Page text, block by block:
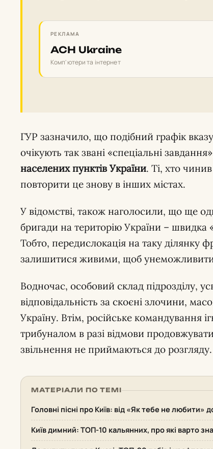
РЕКЛАМА
ACH Ukraine
Комп'ютери та інтернет
ГУР зазначило, що подібний графік
очікують так звані «спеціальні
населених пунктів України. Ті, хто
повторити це знову в інших містах.
У відомстві, також наголосили, що ще
бригади на територію України – швидка
Тобто, передислокація на таку ділянку
залишитися живими, щоб унеможливити
Водночас, особовий склад підрозділу,
відповідальність за скоєні злочини,
Україну. Втім, російське командування
трибуналом в разі відмови
звільнення не приймаються до розгляду.
МАТЕРІАЛИ ПО ТЕМІ
Головні пісні про Київ: від «Як тебе не любити»
Київ димний: ТОП-10 кальянних, про які варто